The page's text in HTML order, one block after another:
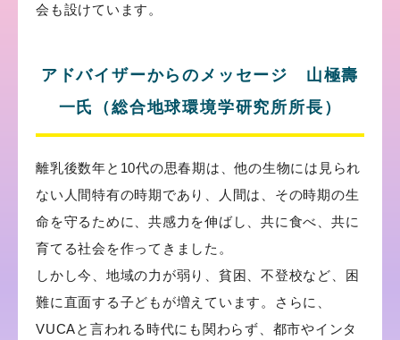
会も設けています。
アドバイザーからのメッセージ 山極壽
一氏（総合地球環境学研究所所長）
離乳後数年と10代の思春期は、他の生物には見られ
ない人間特有の時期であり、人間は、その時期の生
命を守るために、共感力を伸ばし、共に食べ、共に
育てる社会を作ってきました。
しかし今、地域の力が弱り、貧困、不登校など、困
難に直面する子どもが増えています。さらに、
VUCAと言われる時代にも関わらず、都市やインタ